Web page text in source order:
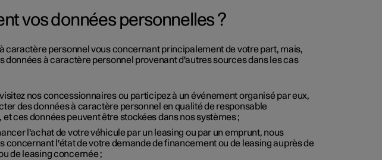
vos données personnelles ?
caractère personnel vous concernant principalement de votre part, mais,
données à caractère personnel provenant d'autres sources dans les cas
nos concessionnaires ou participez à un événement organisé par eux,
des données à caractère personnel en qualité de responsable
ces données peuvent être stockées dans nos systèmes ;
l'achat de votre véhicule par un leasing ou par un emprunt, nous
concernant l'état de votre demande de financement ou de leasing auprès de
de leasing concernée ;